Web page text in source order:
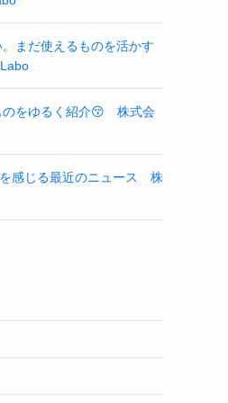
まだ使えるものを活かす
のをゆるく紹介😚 株式会
を感じる最近のニュース 株